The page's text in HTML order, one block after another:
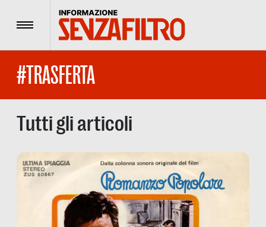
Menu
#TRASFERTA
Tutti gli articoli